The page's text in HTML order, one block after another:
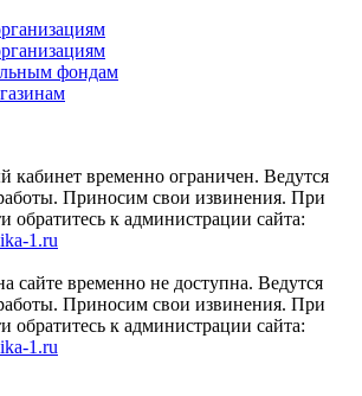
фондам
кабинет временно ограничен. Ведутся
Приносим свои извинения. При
обратитесь к администрации сайта:
1.ru
сайте временно не доступна. Ведутся
Приносим свои извинения. При
обратитесь к администрации сайта:
1.ru